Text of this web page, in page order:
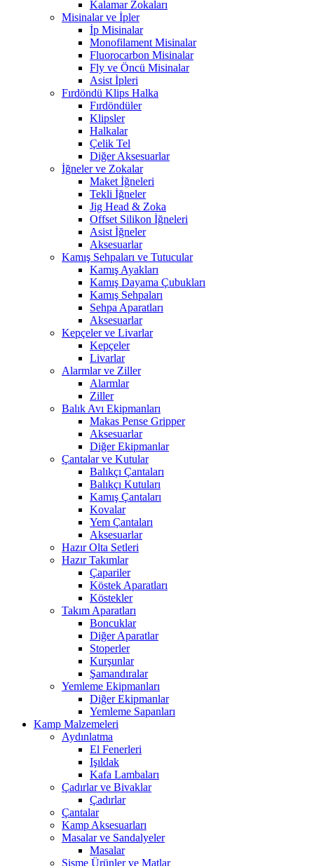
Kalamar Zokaları
Misinalar ve İpler
İp Misinalar
Monofilament Misinalar
Fluorocarbon Misinalar
Fly ve Öncü Misinalar
Asist İpleri
Fırdöndü Klips Halka
Fırdöndüler
Klipsler
Halkalar
Çelik Tel
Diğer Aksesuarlar
İğneler ve Zokalar
Maket İğneleri
Tekli İğneler
Jig Head & Zoka
Offset Silikon İğneleri
Asist İğneler
Aksesuarlar
Kamış Sehpaları ve Tutucular
Kamış Ayakları
Kamış Dayama Çubukları
Kamış Sehpaları
Sehpa Aparatları
Aksesuarlar
Kepçeler ve Livarlar
Kepçeler
Livarlar
Alarmlar ve Ziller
Alarmlar
Ziller
Balık Avı Ekipmanları
Makas Pense Gripper
Aksesuarlar
Diğer Ekipmanlar
Çantalar ve Kutular
Balıkçı Çantaları
Balıkçı Kutuları
Kamış Çantaları
Kovalar
Yem Çantaları
Aksesuarlar
Hazır Olta Setleri
Hazır Takımlar
Çapariler
Köstek Aparatları
Köstekler
Takım Aparatları
Boncuklar
Diğer Aparatlar
Stoperler
Kurşunlar
Şamandıralar
Yemleme Ekipmanları
Diğer Ekipmanlar
Yemleme Sapanları
Kamp Malzemeleri
Aydınlatma
El Fenerleri
Işıldak
Kafa Lambaları
Çadırlar ve Bivaklar
Çadırlar
Çantalar
Kamp Aksesuarları
Masalar ve Sandalyeler
Masalar
Şişme Ürünler ve Matlar